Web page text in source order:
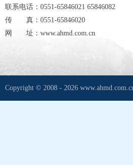
联系电话：0551-65846021 65846082
传 真：0551-65846020
网 址：www.ahmd.com.cn
Copyright © 2008 - 2026